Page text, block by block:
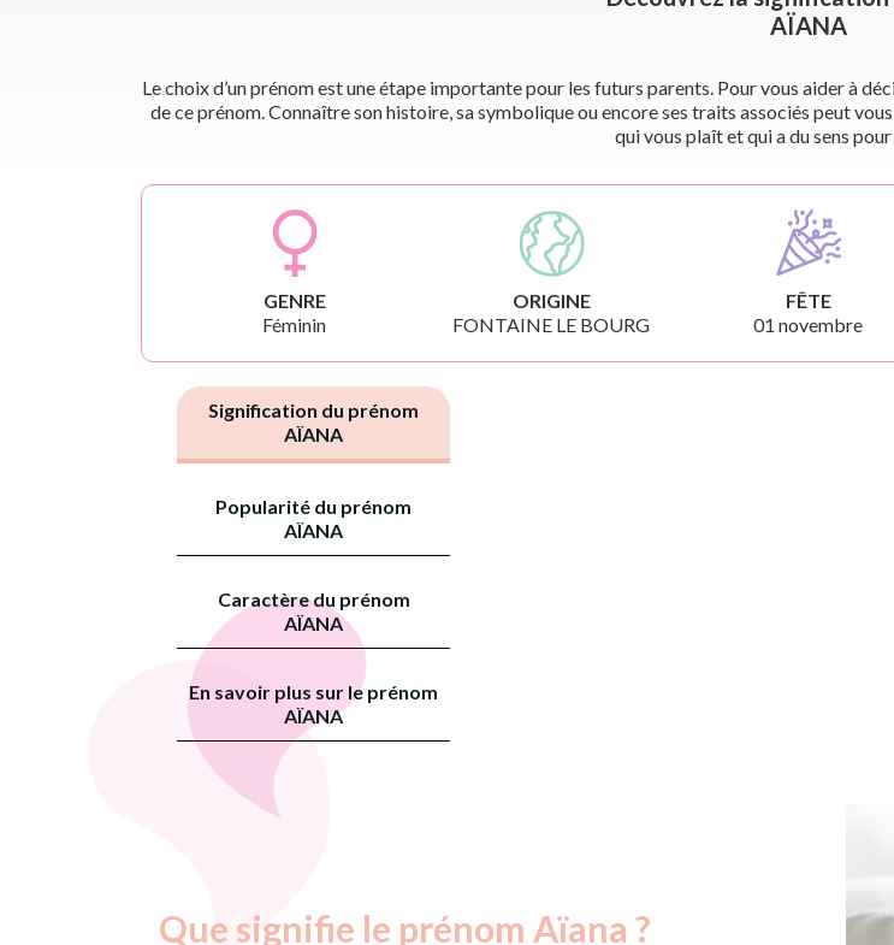
AÏANA
Le choix d’un prénom est une étape importante pour les futurs parents. Pour vous aider à
de ce prénom. Connaître son histoire, sa symbolique ou encore ses traits associés peut
qui vous plaît et qui a du sens
GENRE
Féminin
ORIGINE
FONTAINE LE BOURG
FÊTE
01 novembre
Signification du prénom
AÏANA
Popularité du prénom
AÏANA
Caractère du prénom
AÏANA
En savoir plus sur le prénom
AÏANA
Que signifie le prénom Aïana ?